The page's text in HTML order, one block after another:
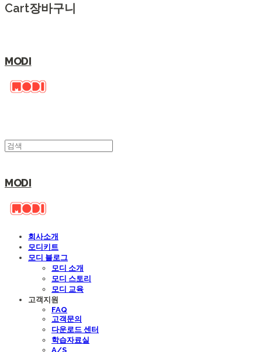
Cart장바구니
MODI
MODI
회사소개
모디키트
모디 블로그
모디 소개
모디 스토리
모디 교육
고객지원
FAQ
고객문의
다운로드 센터
학습자료실
A/S